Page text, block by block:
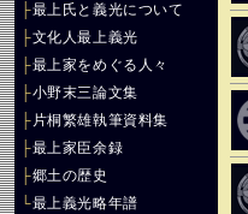
├最上氏と義光について
├文化人最上義光
├最上家をめぐる人々
├小野末三論文集
├ 片桐繁雄執筆資料集
├最上家臣余録
├郷土の歴史
└最上義光略年譜